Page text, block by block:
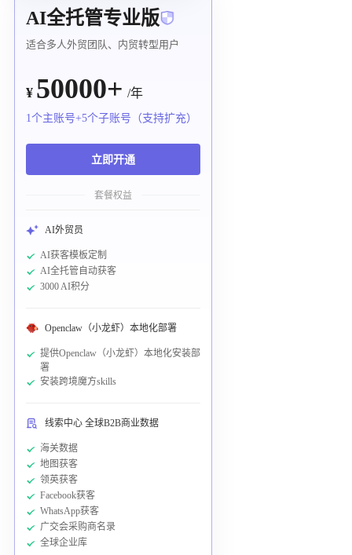
AI全托管专业版
适合多人外贸团队、内贸转型用户
¥ 50000+ /年
1个主账号+5个子账号（支持扩充）
立即开通
套餐权益
AI外贸员
AI获客模板定制
AI全托管自动获客
3000 AI积分
Openclaw（小龙虾）本地化部署
提供Openclaw（小龙虾）本地化安装部
署
安装跨境魔方skills
线索中心 全球B2B商业数据
海关数据
地图获客
领英获客
Facebook获客
WhatsApp获客
广交会采购商名录
全球企业库